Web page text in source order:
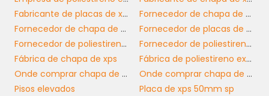
que você encontre soluções integradas para
seus projetos de construção e reforma.
DICAS PARA MAXIMIZAR A
UTILIZAÇÃO DA CHAPA DE
XPS
Fabricante de placas de xps
Fornecedor de chapa de xps
Fornecedor de chapa de xps sp
Fornecedor de placas de xps
Fornecedor de poliestireno extrudado
Fornecedor de poliestireno extrudado xps
Fábrica de chapa de xps
Fábrica de poliestireno extrudado xps
Onde comprar chapa de xps
Onde comprar chapa de xps em sp
Pisos elevados
Placa de xps 50mm sp